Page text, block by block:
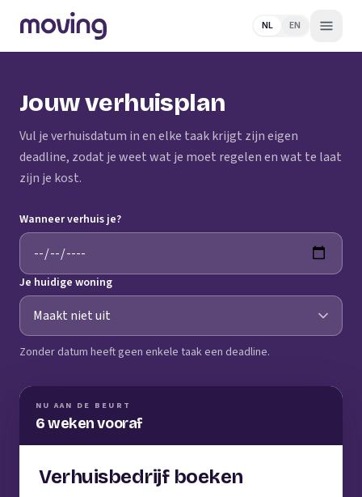
NL EN
Jouw verhuisplan
Vul je verhuisdatum in en elke taak krijgt zijn eigen
deadline, zodat je weet wat je moet regelen en wat te laat
zijn je kost.
Wanneer verhuis je?
Je huidige woning
Zonder datum heeft geen enkele taak een deadline.
NU AAN DE BEURT
6 weken vooraf
Verhuisbedrijf boeken